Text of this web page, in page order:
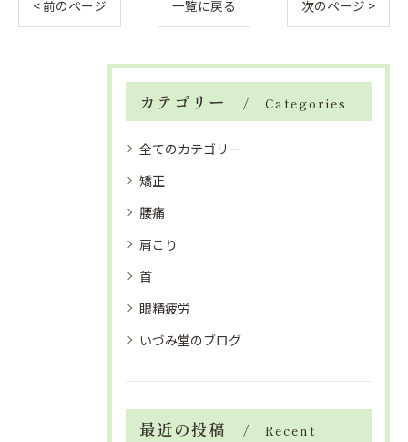
< 前のページ 一覧に戻る 次のページ >
カテゴリー Categories
全てのカテゴリー
矯正
腰痛
肩こり
首
眼精疲労
いづみ堂のブログ
最近の投稿
Recent